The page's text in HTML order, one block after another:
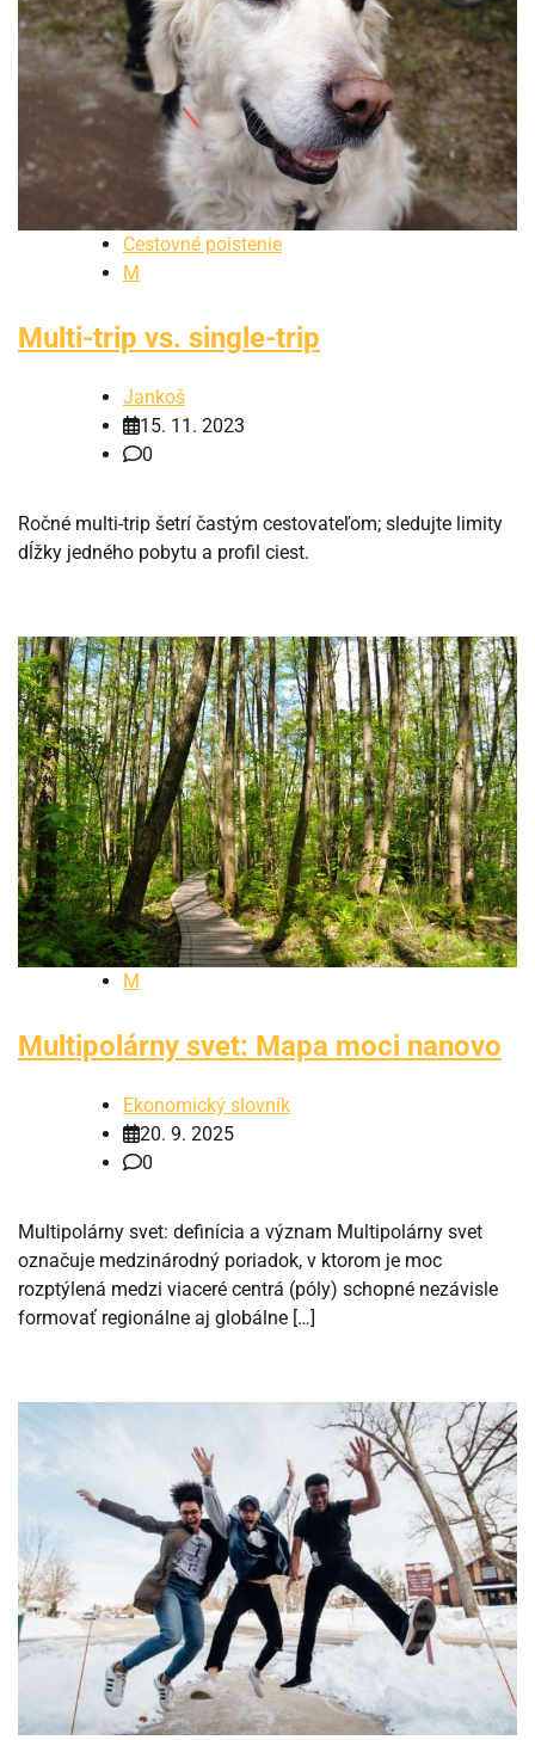
Cestovné poistenie
M
Multi-trip vs. single-trip
Jankoš
15. 11. 2023
0
Ročné multi-trip šetrí častým cestovateľom; sledujte limity
dĺžky jedného pobytu a profil ciest.
M
Multipolárny svet: Mapa moci nanovo
Ekonomický slovník
20. 9. 2025
0
Multipolárny svet: definícia a význam Multipolárny svet
označuje medzinárodný poriadok, v ktorom je moc
rozptýlená medzi viaceré centrá (póly) schopné nezávisle
formovať regionálne aj globálne […]